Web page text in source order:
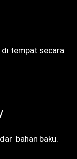
di tempat secara
bahan baku.